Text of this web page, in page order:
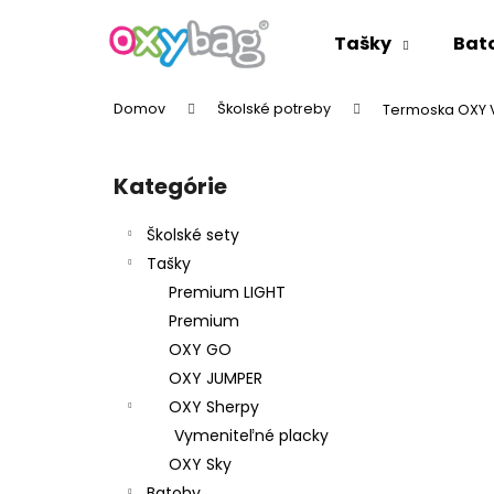
Tašky
Domov Školské potreby Termoska OXY
Preskočiť
kategórie
Kategórie
Školské sety
Tašky
Premium LIGHT
Premium
OXY GO
OXY JUMPER
OXY Sherpy
Vymeniteľné placky
OXY Sky
Späť
obchodu
Späť
obchodu